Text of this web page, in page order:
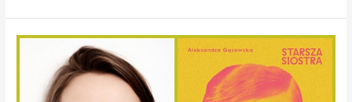
„Konkretne
książkach”